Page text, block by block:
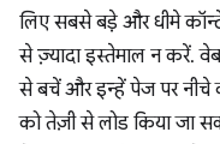
लिए सबसे बड़े और धीमे
से ज़्यादा इस्तेमाल न करें.
से बचें और इन्हें पेज पर
को तेज़ी से लोड किया जा